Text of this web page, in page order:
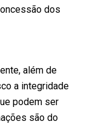
dos
além de
a integridade
podem ser
são do